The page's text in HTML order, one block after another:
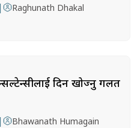
| Raghunath Dhakal
दिन खोज्नु गलत
| Bhawanath Humagain